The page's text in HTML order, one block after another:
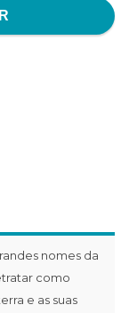
nomes da
como
e as suas